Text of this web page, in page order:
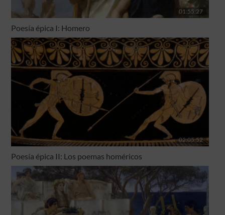
01:55:27
Poesía épica I: Homero
02:05:52
Poesía épica II: Los poemas homéricos